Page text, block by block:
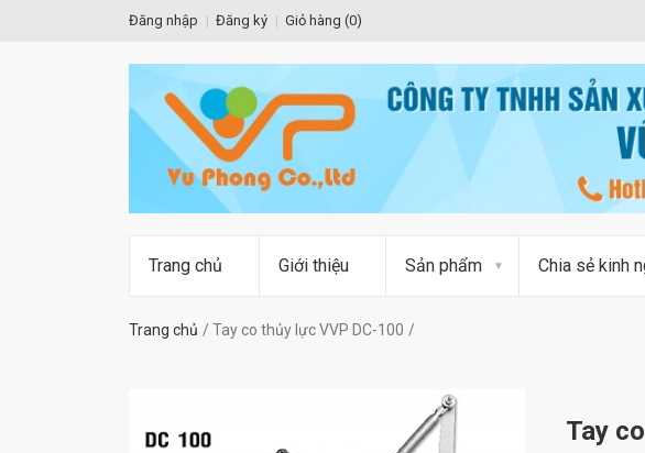
Đăng nhập Đăng ký Giỏ hàng (0)
Trang chủ Giới thiệu Sản phẩm Chia sẻ kinh
Trang chủ Tay co thủy lực VVP DC-100
Tay